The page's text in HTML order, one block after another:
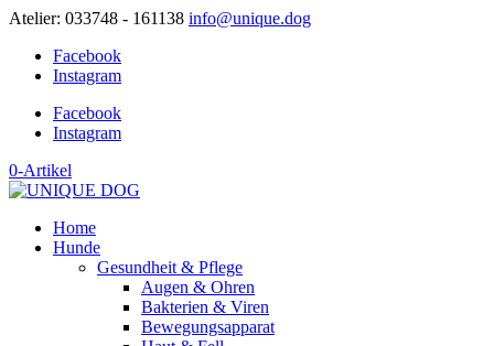
Atelier: 033748 - 161138 info@unique.dog
Facebook
Instagram
Facebook
Instagram
0-Artikel
Home
Hunde
Gesundheit & Pflege
Augen & Ohren
Bakterien & Viren
Bewegungsapparat